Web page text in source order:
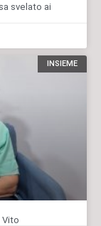
svelato ai
INSIEME
Vito